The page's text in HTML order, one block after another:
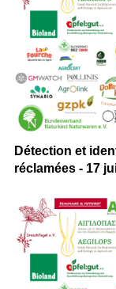
Détection et
réclamées - 17